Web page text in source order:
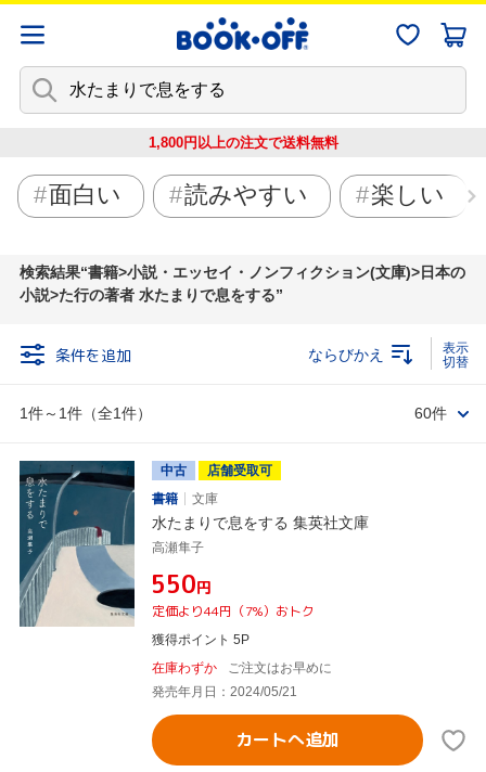
1,800円以上の注文で送料無料
面白い 読みやすい 楽しい
検索結果 書籍>小説・エッセイ・ノンフィクション(文庫)>日本の
小説>た行の著者 水たまりで息をする
条件を追加
1件～1件（全1件）
ならびかえ
60件
中古
店舗受取可
書籍
文庫
水たまりで息をする 集英社文庫
高瀬隼子
¥550円
定価より44円（7%）おトク
獲得ポイント 5P
在庫わずか
ご注文はお早めに
発売年月日：2024/05/21
カートへ追加